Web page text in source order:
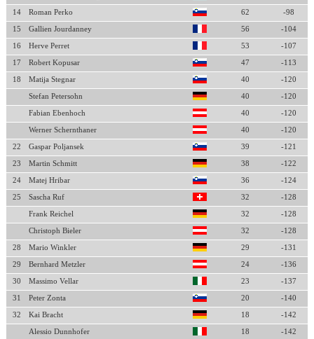
14 Roman Perko 62 -98
15 Gallien Jourdanney 56 -104
16 Herve Perret 53 -107
17 Robert Kopusar 47 -113
18 Matija Stegnar 40 -120
Stefan Petersohn 40 -120
Fabian Ebenhoch 40 -120
Werner Schernthaner 40 -120
22 Gaspar Poljansek 39 -121
23 Martin Schmitt 38 -122
24 Matej Hribar 36 -124
25 Sascha Ruf 32 -128
Frank Reichel 32 -128
Christoph Bieler 32 -128
28 Mario Winkler 29 -131
29 Bernhard Metzler 24 -136
30 Massimo Vellar 23 -137
31 Peter Zonta 20 -140
32 Kai Bracht 18 -142
Alessio Dunnhofer 18 -142